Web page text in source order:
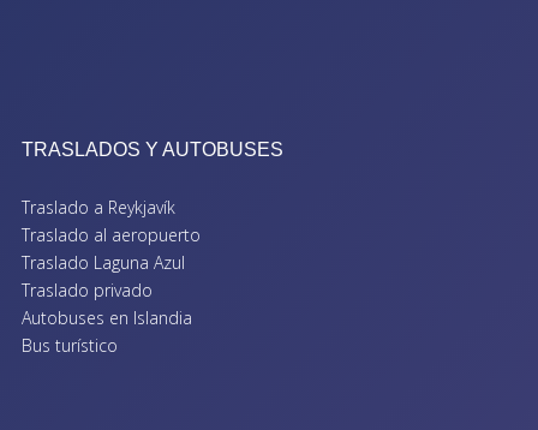
TRASLADOS Y AUTOBUSES
Traslado a Reykjavík
Traslado al aeropuerto
Traslado Laguna Azul
Traslado privado
Autobuses en Islandia
Bus turístico